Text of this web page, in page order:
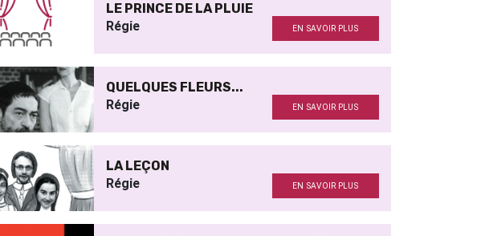
LE PRINCE DE LA PLUIE
Régie EN SAVOIR PLUS
QUELQUES FLEURS...
Régie EN SAVOIR PLUS
LA LEÇON
Régie EN SAVOIR PLUS